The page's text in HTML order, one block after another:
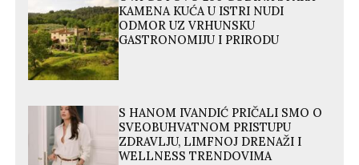
KAMENA KUĆA U ISTRI NUDI
ODMOR UZ VRHUNSKU
GASTRONOMIJU I PRIRODU
S HANOM IVANDIĆ PRIČALI SMO O
SVEOBUHVATNOM PRISTUPU
ZDRAVLJU, LIMFNOJ DRENAŽI I
WELLNESS TRENDOVIMA